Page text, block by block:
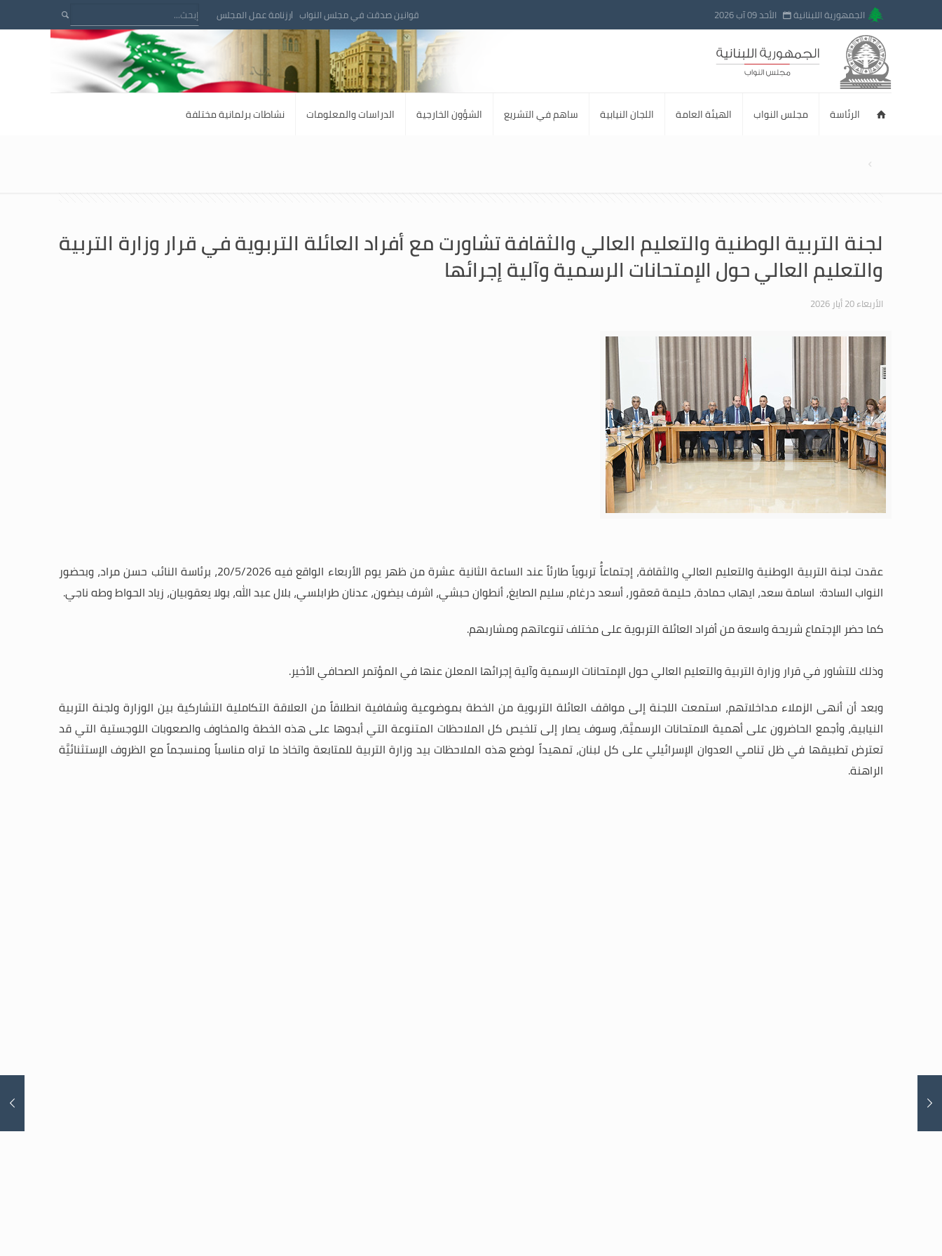
الجمهورية اللبنانية الأحد 09 آب 2026 قوانين صدقت في مجلس النواب رزنامة عمل المجلس
الرئاسة مجلس النواب الهيئة العامة اللجان النيابية ساهم في التشريع الشؤون الخارجية الدراسات والمعلومات نشاطات برلمانية مختلفة
لجنة التربية الوطنية والتعليم العالي والثقافة تشاورت مع أفراد العائلة التربوية في قرار وزارة التربية
والتعليم العالي حول الإمتحانات الرسمية وآلية إجرائها
الأربعاء 20 أيار 2026
عقدت لجنة التربية الوطنية والتعليم العالي والثقافة، إجتماعاًُ تربوياً طارئاً
عند الساعة الثانية عشرة من ظهر يوم الأربعاء الواقع فيه 20/5/2026، برئاسة النائب حسن مراد، وبحضور
النواب السادة: اسامة سعد، ايهاب حمادة، حليمة قعقور، أسعد درغام، سليم الصايغ، أنطوان حبشي، اشرف بيضون، عدنان طرابلسي، بلال عبد الله، بولا يعقوبيان، زياد الحواط وطه ناجي.
كما حضر الإجتماع شريحة واسعة من أفراد العائلة التربوية على مختلف تنوعاتهم ومشاربهم.
وذلك للتشاور في قرار وزارة التربية والتعليم العالي حول الإمتحانات الرسمية وآلية إجرائها المعلن عنها في المؤتمر الصحافي الأخير.
وبعد أن أنهى الزملاء مداخلاتهم، استمعت اللجنة إلى مواقف العائلة التربوية من الخطة بموضوعية وشفافية انطلاقاً من العلاقة التكاملية التشاركية بين الوزارة ولجنة التربية
النيابية، وأجمع الحاضرون على أهمية الامتحانات الرسميَّة، وسوف يصار إلى تلخيص كل الملاحظات المتنوعة التي أبدوها على هذه الخطة والمخاوف والصعوبات اللوجستية التي قد
تعترض تطبيقها في ظل تنامي العدوان الإسرائيلي على كل لبنان، تمهيداً لوضع هذه الملاحظات بيد وزارة التربية للمتابعة واتخاذ ما تراه مناسباً ومنسجماً مع الظروف الإستثنائيَّة
الراهنة.